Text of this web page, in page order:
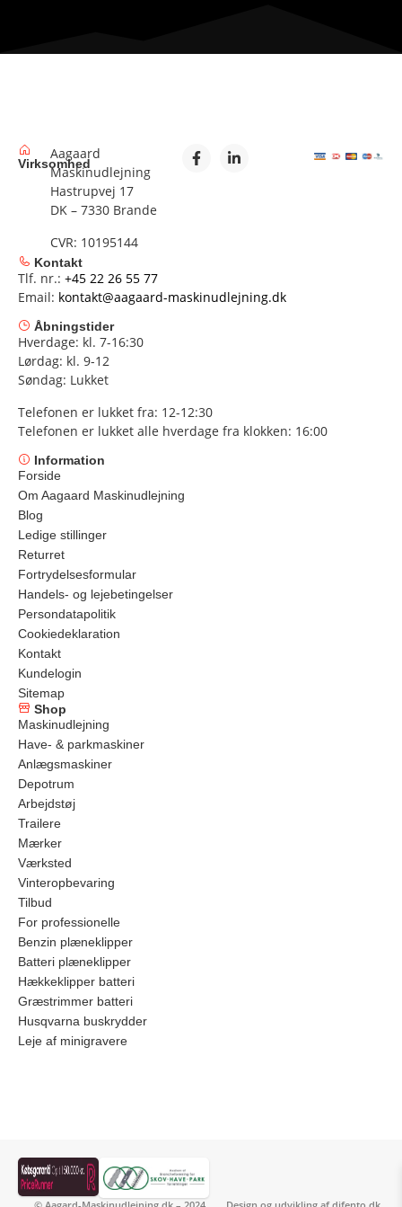
Virksomhed
Aagaard
Maskinudlejning
Hastrupvej 17
DK – 7330 Brande
CVR: 10195144
Kontakt
Tlf. nr.: +45 22 26 55 77
Email: kontakt@aagaard-maskinudlejning.dk
Åbningstider
Hverdage: kl. 7-16:30
Lørdag: kl. 9-12
Søndag: Lukket
Telefonen er lukket fra: 12-12:30
Telefonen er lukket alle hverdage fra klokken: 16:00
Information
Forside
Om Aagaard Maskinudlejning
Blog
Ledige stillinger
Returret
Fortrydelsesformular
Handels- og lejebetingelser
Persondatapolitik
Cookiedeklaration
Kontakt
Kundelogin
Sitemap
Shop
Maskinudlejning
Have- & parkmaskiner
Anlægsmaskiner
Depotrum
Arbejdstøj
Trailere
Mærker
Værksted
Vinteropbevaring
Tilbud
For professionelle
Benzin plæneklipper
Batteri plæneklipper
Hækkeklipper batteri
Græstrimmer batteri
Husqvarna buskrydder
Leje af minigravere